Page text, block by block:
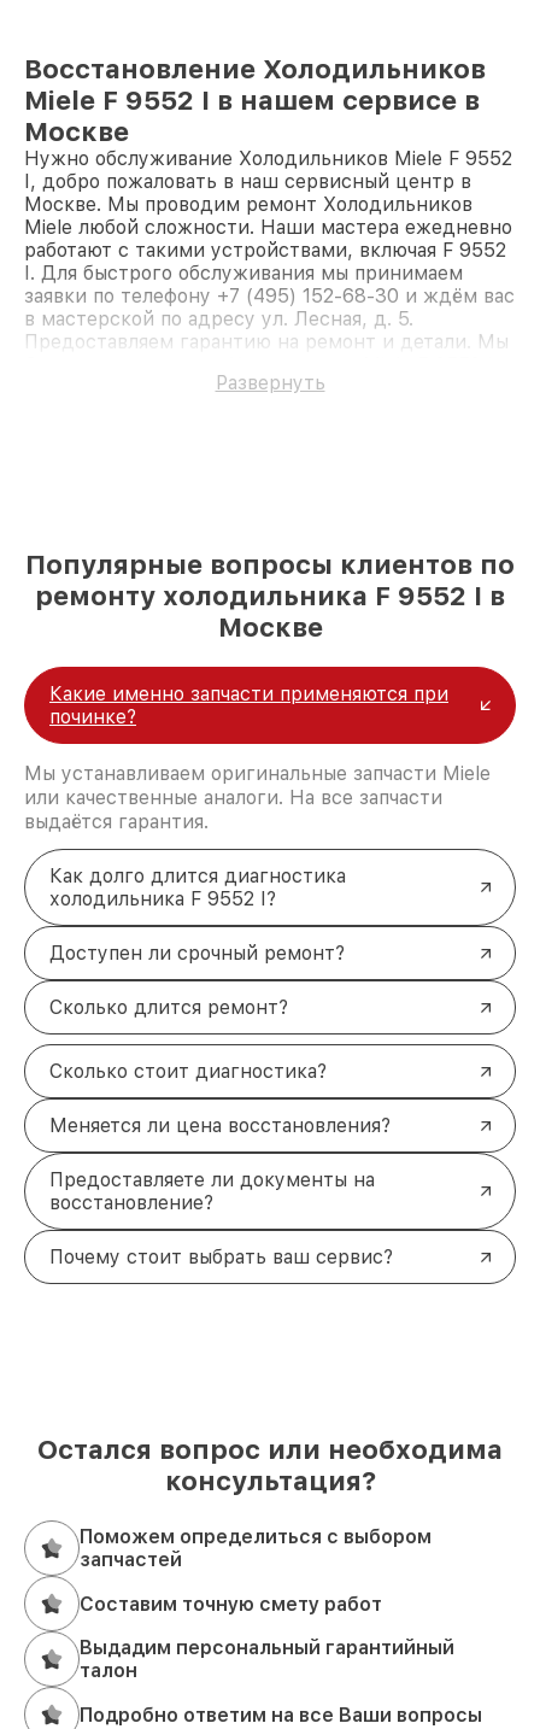
Восстановление Холодильников
Miele F 9552 I в нашем сервисе в
Москве
Нужно обслуживание Холодильников Miele F 9552
I, добро пожаловать в наш сервисный центр в
Москве. Мы проводим ремонт Холодильников
Miele любой сложности. Наши мастера ежедневно
работают с такими устройствами, включая F 9552
I. Для быстрого обслуживания мы принимаем
заявки по телефону +7 (495) 152-68-30 и ждём вас
в мастерской по адресу ул. Лесная, д. 5.
Предоставляем гарантию на ремонт и детали. Мы
Развернуть
Популярные вопросы клиентов по
ремонту холодильника F 9552 I в
Москве
Какие именно запчасти применяются при
починке?
Мы устанавливаем оригинальные запчасти Miele
или качественные аналоги. На все запчасти
выдаётся гарантия.
Как долго длится диагностика
холодильника F 9552 I?
Доступен ли срочный ремонт?
Сколько длится ремонт?
Сколько стоит диагностика?
Меняется ли цена восстановления?
Предоставляете ли документы на
восстановление?
Почему стоит выбрать ваш сервис?
Остался вопрос или необходима
консультация?
Поможем определиться с выбором
запчастей
Составим точную смету работ
Выдадим персональный гарантийный
талон
Подробно ответим на все Ваши вопросы